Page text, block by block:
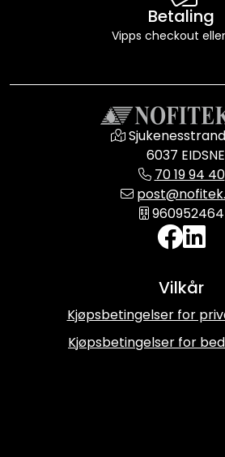
Betaling
Vipps checkout
6037
70 19 94 40
960952464
Vilkår
Kjøpsbetingelser for
Kjøpsbetingelser for